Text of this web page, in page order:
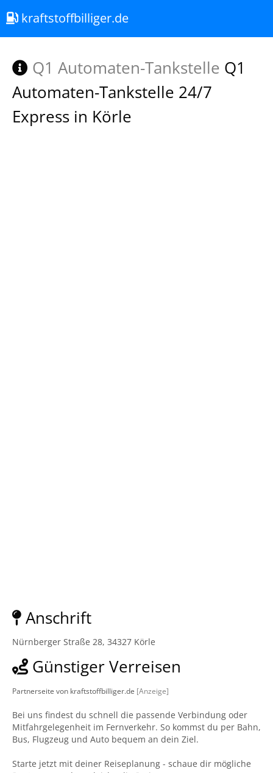
kraftstoffbilliger.de
Q1 Automaten-Tankstelle Q1
Automaten-Tankstelle 24/7
Express in Körle
Anschrift
Nürnberger Straße 28, 34327 Körle
Günstiger Verreisen
Partnerseite von kraftstoffbilliger.de [Anzeige]
Bei uns findest du schnell die passende Verbindung oder
Mitfahrgelegenheit im Fernverkehr. So kommst du per Bahn,
Bus, Flugzeug und Auto bequem an dein Ziel.
Starte jetzt mit deiner Reiseplanung - schaue dir mögliche